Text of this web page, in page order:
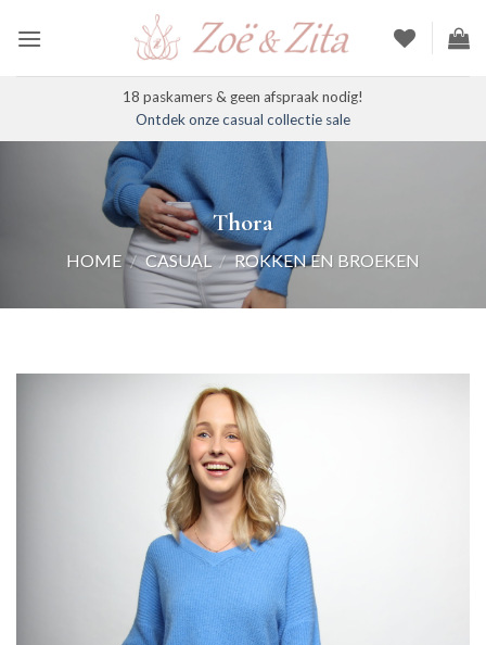
naar
18 paskamers & geen afspraak nodig!
Ontdek onze casual collectie sale
Thora
HOME / CASUAL / ROKKEN EN BROEKEN